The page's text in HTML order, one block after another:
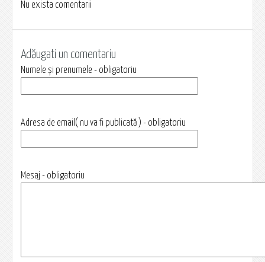
Nu exista comentarii
Adăugati un comentariu
Numele și prenumele - obligatoriu
Adresa de email( nu va fi publicată ) - obligatoriu
Mesaj - obligatoriu